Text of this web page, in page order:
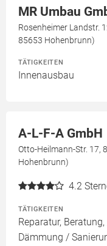
MR Umbau
Rosenheimer Landstr.
85653 Hohenbrunn)
TÄTIGKEITEN
Innenausbau
A-L-F-A GmbH
Otto-Heilmann-Str. 17,
Hohenbrunn)
4.2
TÄTIGKEITEN
Reparatur,
Dämmung /